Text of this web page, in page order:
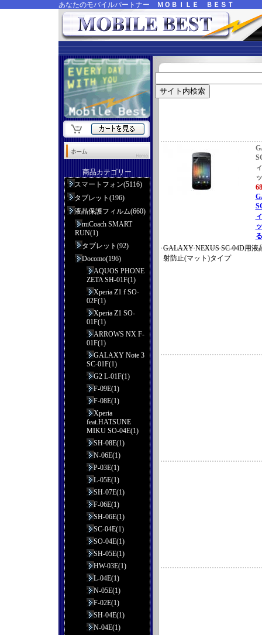
あなたのモバイルパートナー ＭＯＢＩＬＥ ＢＥＳＴ
GALAXY NEXUS SC-04D用
射防止(マット)タイプ
商品カテゴリー
スマートフォン(5116)
タブレット(196)
液晶保護フィルム(660)
miCoach SMART
RUN(1)
タブレット(92)
Docomo(196)
AQUOS PHONE
ZETA SH-01F(1)
Xperia Z1 f SO-
02F(1)
Xperia Z1 SO-
01F(1)
ARROWS NX F-
01F(1)
GALAXY Note 3
SC-01F(1)
G2 L-01F(1)
F-09E(1)
F-08E(1)
Xperia
feat.HATSUNE
MIKU SO-04E(1)
SH-08E(1)
N-06E(1)
P-03E(1)
L-05E(1)
SH-07E(1)
F-06E(1)
SH-06E(1)
SC-04E(1)
SO-04E(1)
SH-05E(1)
HW-03E(1)
L-04E(1)
N-05E(1)
F-02E(1)
SH-04E(1)
N-04E(1)